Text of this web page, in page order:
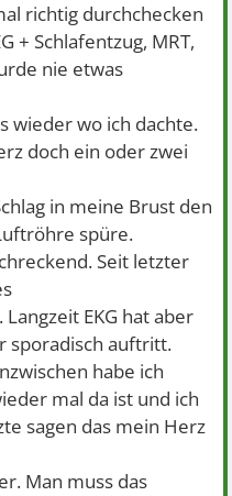
richtig durchchecken
+ Schlafentzug, MRT,
nie etwas
wieder wo ich dachte.
doch ein oder zwei
in meine Brust den
spüre.
Seit letzter
EKG hat aber
sporadisch auftritt.
habe ich
mal da ist und ich
sagen das mein Herz
Man muss das